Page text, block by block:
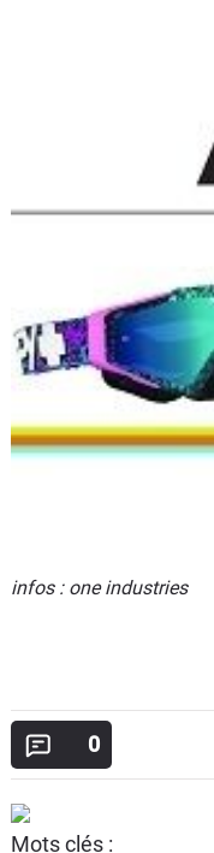
infos : one industries
0
Mots clés :